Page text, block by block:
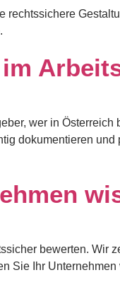
rechtssichere
wer in Österreich
dokumentieren und
bewerten. Wir
Sie Ihr